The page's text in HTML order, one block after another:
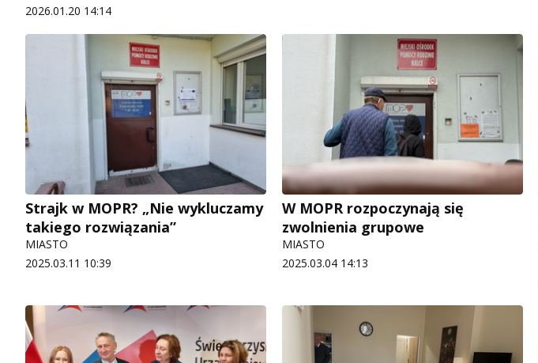
2026.01.20 14:14
Strajk w MOPR? „Nie wykluczamy
takiego rozwiązania”
MIASTO
2025.03.11 10:39
W MOPR rozpoczynają się
zwolnienia grupowe
MIASTO
2025.03.04 14:13